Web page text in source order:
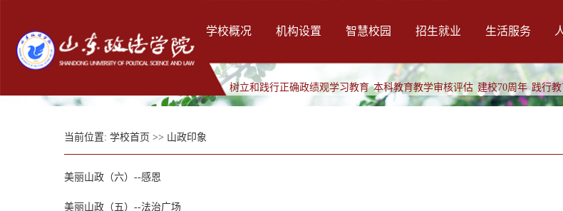
学校概况 机构设置 智慧校园 招生就业 生活服务
树立和践行正确政绩观学习教育 本科教育教学审核评估 建校70周年 践行
当前位置: 学校首页 >> 山政印象
美丽山政（六）--感恩
美丽山政（五）--法治广场